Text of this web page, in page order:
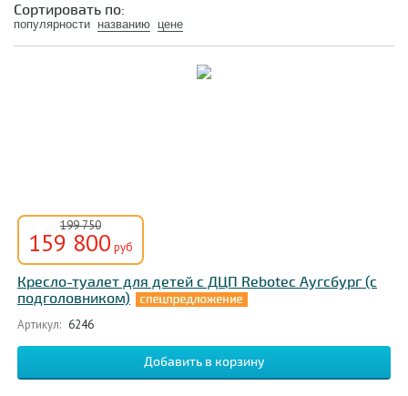
Сортировать по:
популярности названию цене
199 750
159 800 руб
Кресло-туалет для детей с ДЦП Rebotec Аугсбург (с
подголовником)
Артикул: 6246